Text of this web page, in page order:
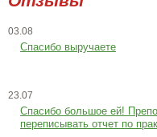
03.08
Спасибо выручаете
23.07
Cпасибо большое ей!
переписывать отчет по